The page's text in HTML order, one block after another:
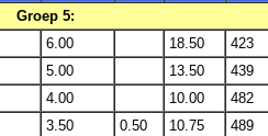
Groep 5:
6.00 18.50
423
5.00 13.50
439
4.00 10.00
482
3.50 0.50 10.75
489